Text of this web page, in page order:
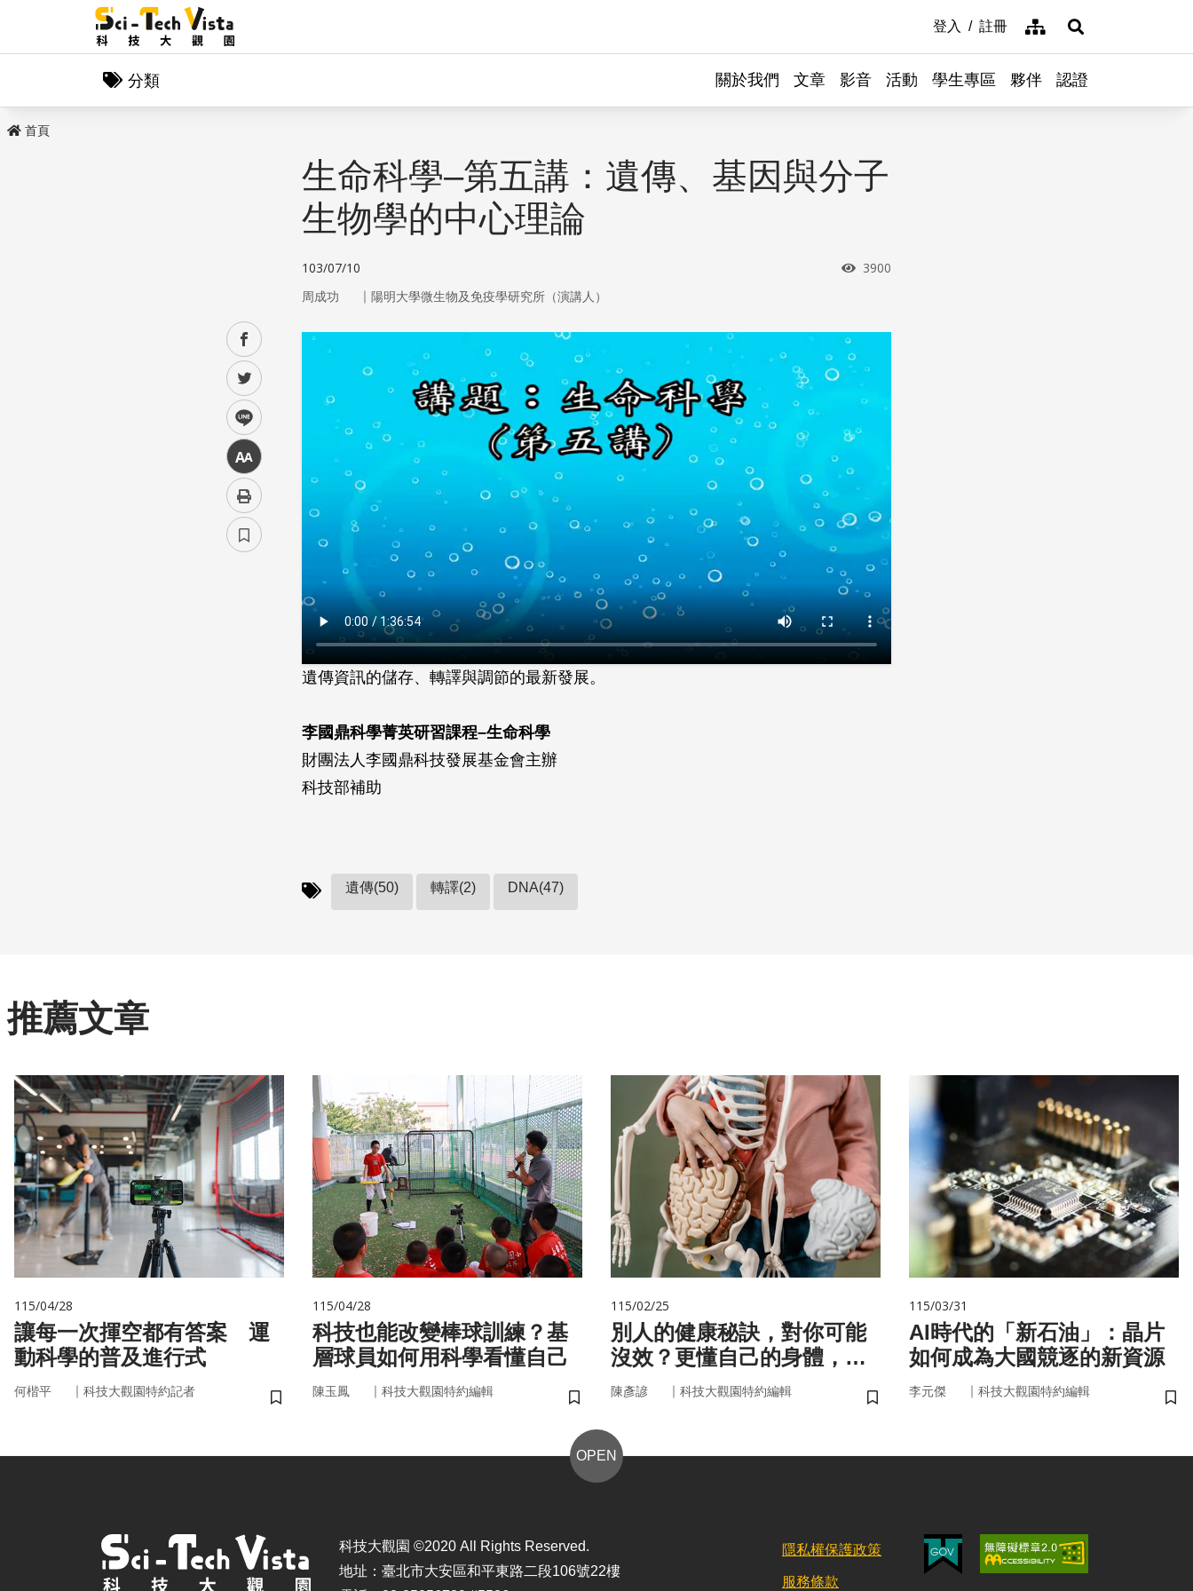
登入 註冊 網站導覽展開搜尋
分類 關於我們 文章 影音 活動 學生專區 夥伴 認證
首頁
facebook
twitter
line
中
生命科學–第五講：遺傳、基因與分子
生物學的中心理論
103/07/10 瀏覽次數
3900
周成功 ｜ 陽明大學微生物及免疫學研究所（演講人）
遺傳資訊的儲存、轉譯與調節的最新發展。
李國鼎科學菁英研習課程–生命科學
財團法人李國鼎科技發展基金會主辦
科技部補助
遺傳(50) 轉譯(2) DNA(47)
推薦文章
115/04/28
讓每一次揮空都有答案 運
動科學的普及進行式
何楷平 ｜ 科技大觀園特約記者
儲存書籤
115/04/28
科技也能改變棒球訓練？基
層球員如何用科學看懂自己
陳玉鳳 ｜ 科技大觀園特約編輯
儲存書籤
115/02/25
別人的健康秘訣，對你可能
沒效？更懂自己的身體，才
更能「精準健康」！
陳彥諺 ｜ 科技大觀園特約編輯
儲存書籤
115/03/31
AI時代的「新石油」：晶片
如何成為大國競逐的新資源
李元傑 ｜ 科技大觀園特約編輯
儲
OPEN
科技大觀園 ©2020 All Rights Reserved.
地址：臺北市大安區和平東路二段106號22樓
隱私權保護政策
服務條款